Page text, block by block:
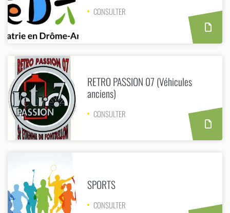
CONSULTER
RETRO PASSION 07 (Véhicules
anciens)
CONSULTER
SPORTS
CONSULTER